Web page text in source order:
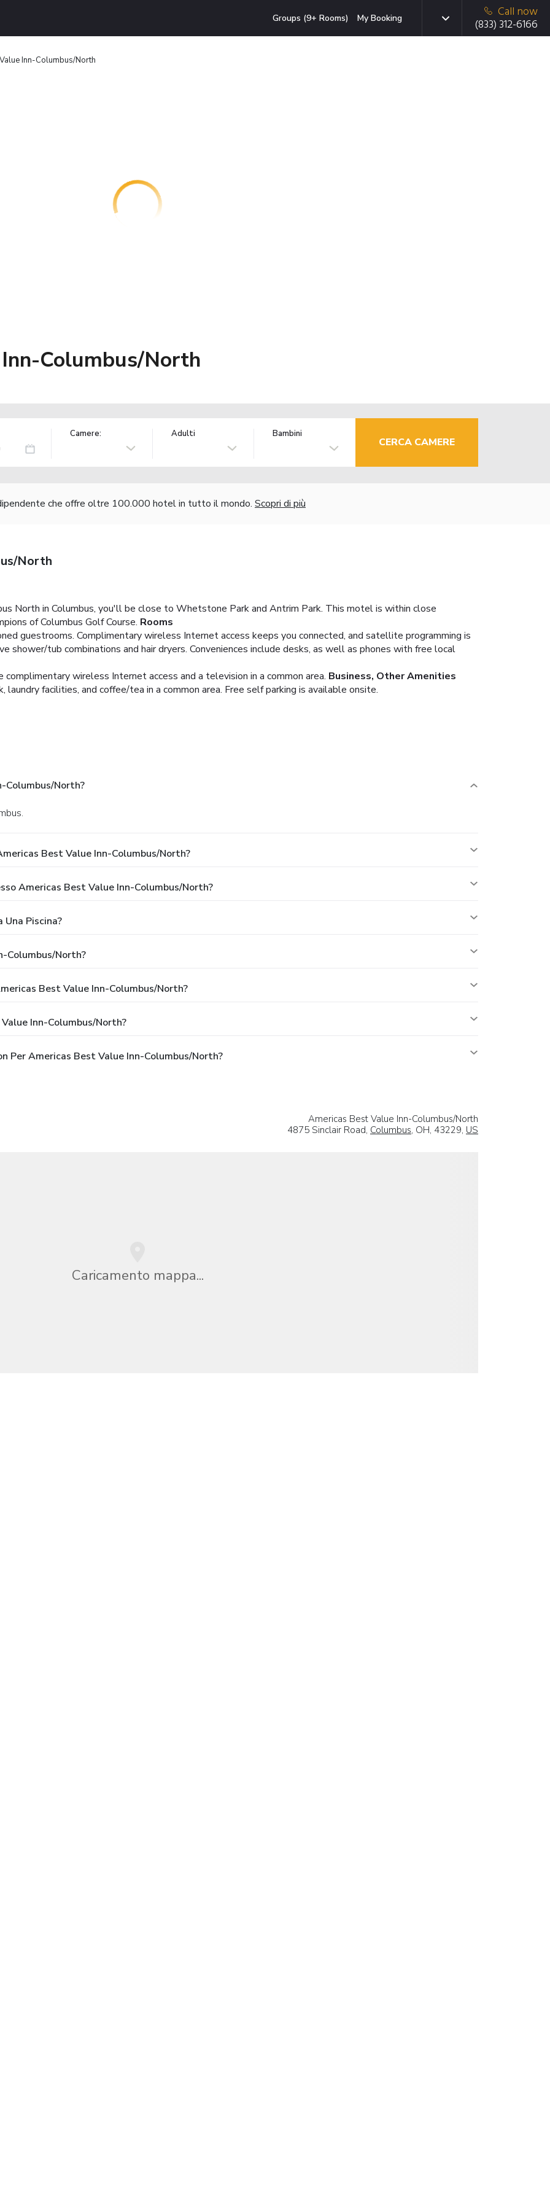
Groups (9+ Rooms) My Booking
Call now
(833) 312-6166
Inn-Columbus/North
Columbus/North
Camere: Adulti Bambini
CERCA CAMERE
che offre oltre 100.000 hotel in tutto il mondo. Scopri di più
North
North in Columbus, you'll be close to Whetstone Park and Antrim Park. This motel is within close
of Columbus Golf Course. Rooms
guestrooms. Complimentary wireless Internet access keeps you connected, and satellite programming is
shower/tub combinations and hair dryers. Conveniences include desks, as well as phones with free local
complimentary wireless Internet access and a television in a common area. Business, Other Amenities
facilities, and coffee/tea in a common area. Free self parking is available onsite.
Columbus/North?
Best Value Inn-Columbus/North?
Americas Best Value Inn-Columbus/North?
Piscina?
Columbus/North?
Best Value Inn-Columbus/North?
Inn-Columbus/North?
Per Americas Best Value Inn-Columbus/North?
Americas Best Value Inn-Columbus/North
4875 Sinclair Road, Columbus, OH, 43229, US
Caricamento mappa...